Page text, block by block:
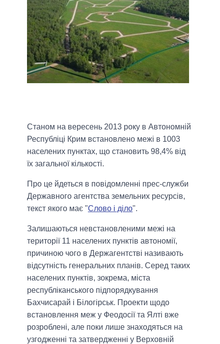
Станом на вересень 2013 року в Автономній
Республіці Крим встановлено межі в 1003
населених пунктах, що становить 98,4% від
їх загальної кількості.
Про це йдеться в повідомленні прес-служби
Державного агентства земельних ресурсів,
текст якого має "Слово і діло".
Залишаються невстановленими межі на
території 11 населених пунктів автономії,
причиною чого в Держагентстві називають
відсутність генеральних планів. Серед таких
населених пунктів, зокрема, міста
республіканського підпорядкування
Бахчисарай і Білогірськ. Проекти щодо
встановлення меж у Феодосії та Ялті вже
розроблені, але поки лише знаходяться на
узгодженні та затвердженні у Верховній